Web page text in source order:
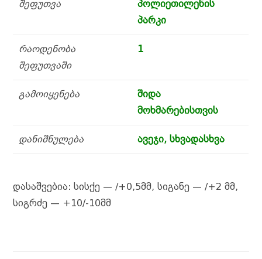
შეფუთვა
პოლიეთილენის
პარკი
რაოდენობა
შეფუთვაში
1
გამოიყენება
შიდა
მოხმარებისთვის
დანიშნულება ავეჯი, სხვადასხვა
დასაშვებია: სისქე — /+0,5მმ, სიგანე — /+2 მმ,
სიგრძე — +10/-10მმ